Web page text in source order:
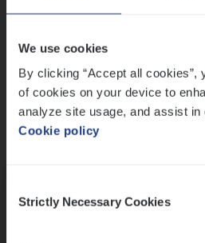
We use cookies
By clicking “Accept all cookies”,
of cookies on your device to
analyze site usage, and assist
Cookie policy
Selection
Strictly Necessary Cookies